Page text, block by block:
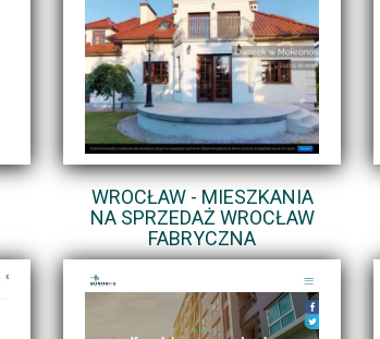
WROCŁAW - MIESZKANIA
NA SPRZEDAŻ WROCŁAW
FABRYCZNA